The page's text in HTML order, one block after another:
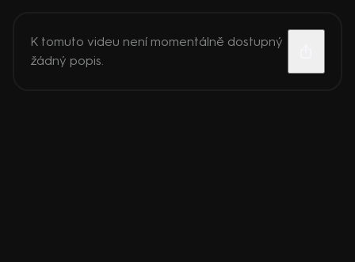
K tomuto videu není momentálně dostupný
žádný popis.